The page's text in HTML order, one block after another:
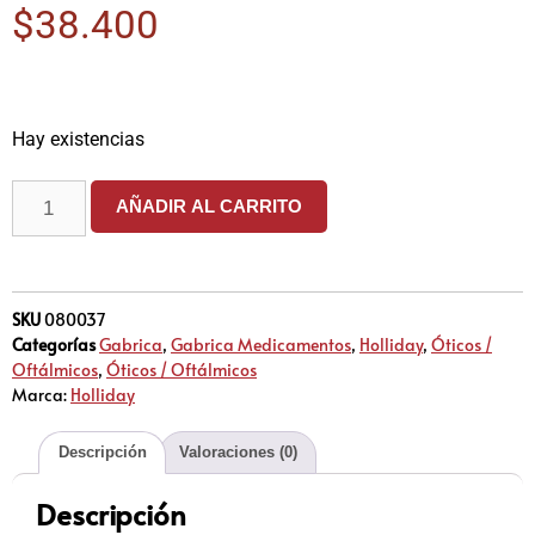
$38.400
Hay existencias
AÑADIR AL CARRITO
SKU080037
CategoríasGabrica, Gabrica Medicamentos, Holliday, Óticos /
Oftálmicos, Óticos / Oftálmicos
Marca: Holliday
Descripción Valoraciones (0)
Descripción